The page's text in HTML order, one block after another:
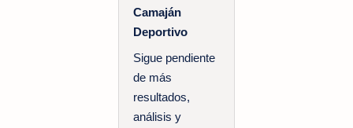
Camaján
Deportivo
Sigue pendiente
de más
resultados,
análisis y